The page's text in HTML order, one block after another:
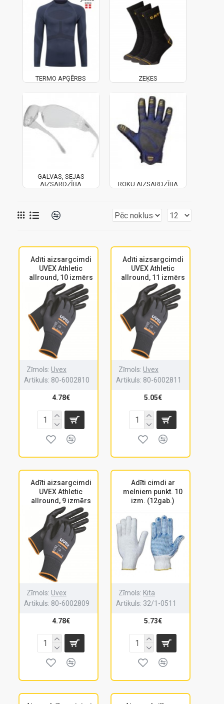
TERMO APĢĒRBS ZEĶES
GALVAS, SEJAS
AIZSARDZĪBA
ROKU AIZSARDZĪBA
Adīti aizsargcimdi
UVEX Athletic
allround, 10 izmērs
Zīmols: Uvex
Artikuls: 80-6002810
4.78€
Adīti aizsargcimdi
UVEX Athletic
allround, 11 izmērs
Zīmols: Uvex
Artikuls: 80-6002811
5.05€
Adīti aizsargcimdi
UVEX Athletic
allround, 9 izmērs
Zīmols: Uvex
Artikuls: 80-6002809
4.78€
Adīti cimdi ar
melniem punkt. 10
izm. (12gab.)
Zīmols: Kita
Artikuls: 32/1-0511
5.73€